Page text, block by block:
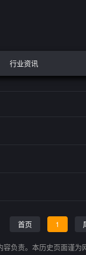
行业资讯
首页 1
负责。本历史页面谨为